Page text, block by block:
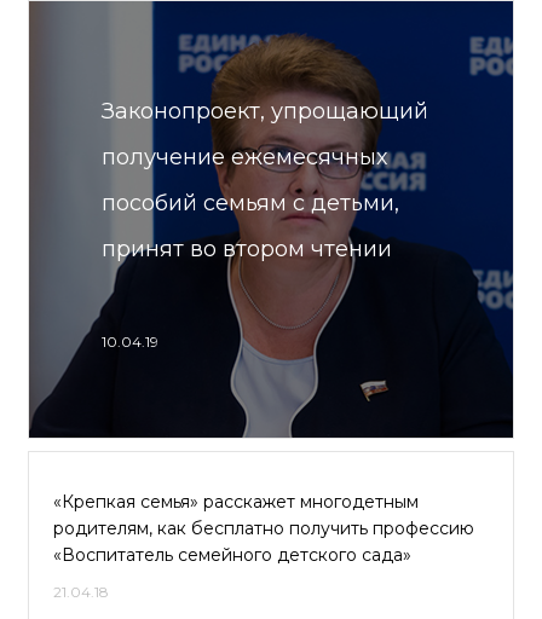
Законопроект, упрощающий
получение ежемесячных
пособий семьям с детьми,
принят во втором чтении
10.04.19
«Крепкая семья» расскажет многодетным
родителям, как бесплатно получить профессию
«Воспитатель семейного детского сада»
21.04.18